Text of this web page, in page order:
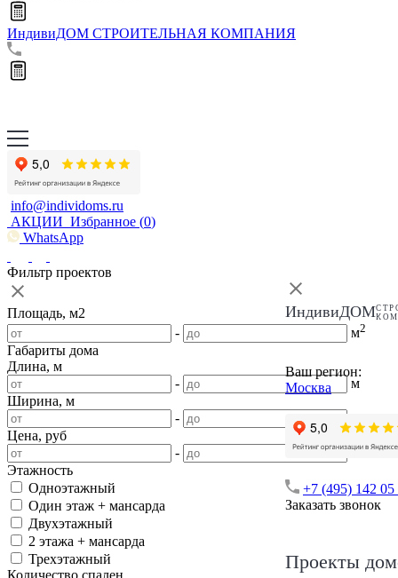
ИндивиДОМ СТРОИТЕЛЬНАЯ КОМПАНИЯ
info@individoms.ru
АКЦИИ Избранное (0)
WhatsApp
ИндивиДОМ
Ваш регион:
Москва
+7 (495) 142 05
Заказать звонок
Проекты
Фильтр проектов
Площадь, м2
-
м2
Габариты дома
Длина, м
-
м
Ширина, м
-
Цена, руб
-
Этажность
Одноэтажный
Один этаж + мансарда
Двухэтажный
2 этажа + мансарда
Трехэтажный